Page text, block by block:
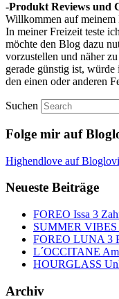
-Produkt Reviews und
Willkommen auf meinem
In meiner Freizeit teste
möchte den Blog dazu
vorzustellen und näher
gerade günstig ist,
den einen oder anderen
Suchen
Folge mir auf
Highendlove auf
Neueste Beiträge
FOREO Issa 3
SUMMER VIBES
FOREO LUNA 3
L´OCCITANE
HOURGLASS
Archiv